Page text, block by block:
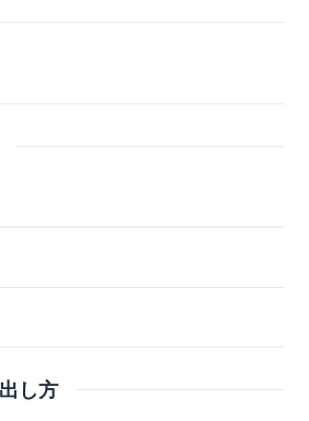
し方